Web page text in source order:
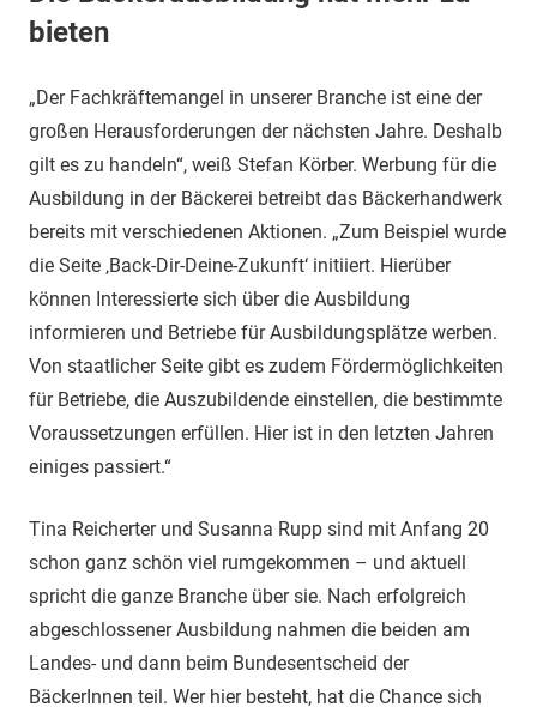
bieten
„Der Fachkräftemangel in unserer Branche ist eine der
großen Herausforderungen der nächsten Jahre. Deshalb
gilt es zu handeln“, weiß Stefan Körber. Werbung für die
Ausbildung in der Bäckerei betreibt das Bäckerhandwerk
bereits mit verschiedenen Aktionen. „Zum Beispiel wurde
die Seite ‚Back-Dir-Deine-Zukunft‘ initiiert. Hierüber
können Interessierte sich über die Ausbildung
informieren und Betriebe für Ausbildungsplätze werben.
Von staatlicher Seite gibt es zudem Fördermöglichkeiten
für Betriebe, die Auszubildende einstellen, die bestimmte
Voraussetzungen erfüllen. Hier ist in den letzten Jahren
einiges passiert.“
Tina Reicherter und Susanna Rupp sind mit Anfang 20
schon ganz schön viel rumgekommen – und aktuell
spricht die ganze Branche über sie. Nach erfolgreich
abgeschlossener Ausbildung nahmen die beiden am
Landes- und dann beim Bundesentscheid der
BäckerInnen teil. Wer hier besteht, hat die Chance sich